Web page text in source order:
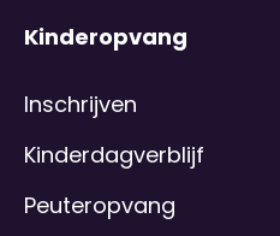
Kinderopvang
Inschrijven
Kinderdagverblijf
Peuteropvang